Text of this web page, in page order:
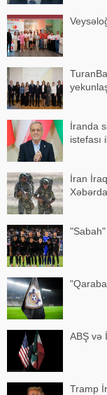
İranda
istefası
İran
ABŞ və
Tramp